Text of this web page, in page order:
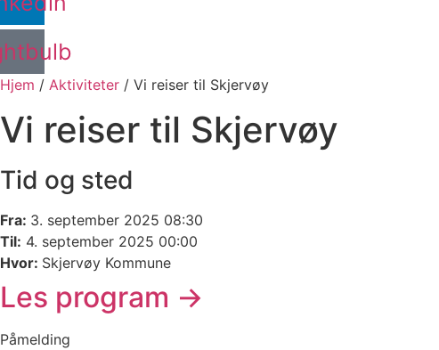
Hjem / Aktiviteter / Vi reiser til Skjervøy
Vi reiser til Skjervøy
Tid og sted
Fra: 3. september 2025 08:30
Til: 4. september 2025 00:00
Hvor: Skjervøy Kommune
Les program ->
Påmelding